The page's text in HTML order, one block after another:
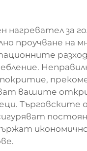
нагревател за
проучване на
вашите